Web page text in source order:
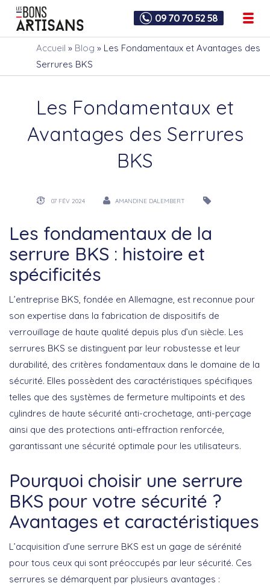
09 70 70 52 58
Accueil » Blog » Les Fondamentaux et Avantages des
Serrures BKS
Les Fondamentaux et
Avantages des Serrures
BKS
07 FÉV 2024 AMANDINE DALEMBERT
Les fondamentaux de la
serrure BKS : histoire et
spécificités
L’entreprise BKS, fondée en Allemagne, est reconnue pour
son expertise dans la fabrication de dispositifs de
verrouillage de haute qualité depuis plus d’un siècle. Les
serrures BKS se distinguent par leur robustesse et leur
durabilité, des critères fondamentaux dans le domaine de la
sécurité. Elles possèdent des caractéristiques spécifiques
telles que des systèmes de fermeture multipoints et des
cylindres de haute sécurité anti-crochetage, anti-perçage
ainsi que des protections anti-effraction renforcée,
garantissant une sécurité optimale pour les utilisateurs.
Pourquoi choisir une serrure
BKS pour votre sécurité ?
Avantages et caractéristiques
L’acquisition d’une serrure BKS est un gage de sérénité
pour tous ceux qui sont préoccupés par leur sécurité. Ces
serrures se démarquent par plusieurs avantages :